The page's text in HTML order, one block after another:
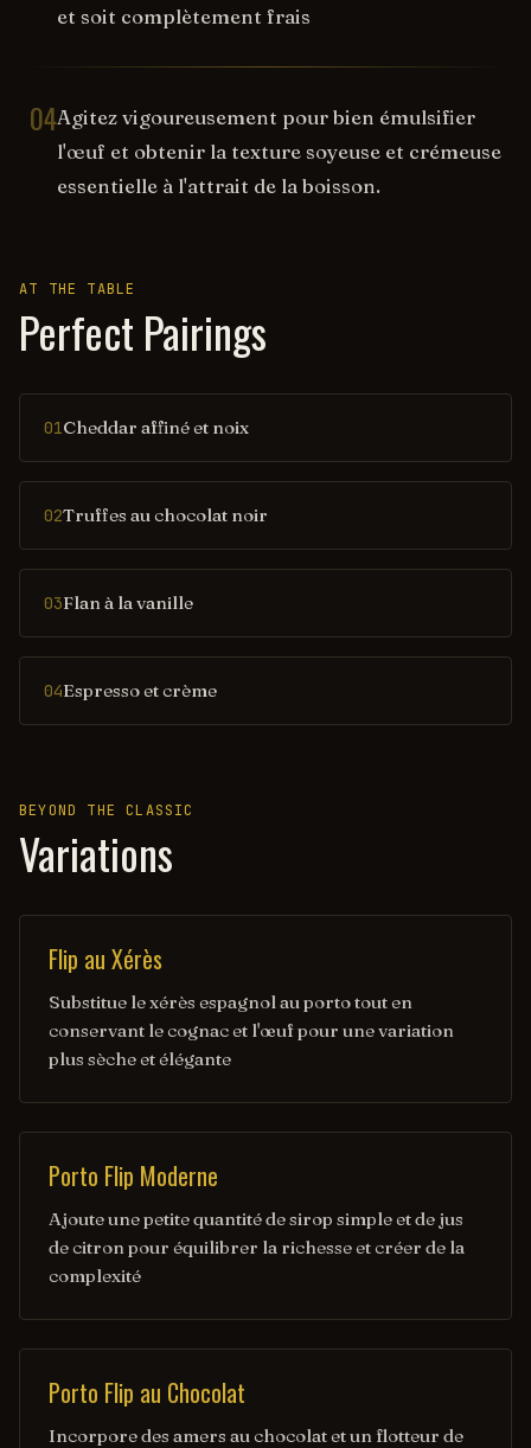
et soit complètement frais
04Agitez vigoureusement pour bien émulsifier
l'œuf et obtenir la texture soyeuse et crémeuse
essentielle à l'attrait de la boisson.
AT THE TABLE
Perfect Pairings
01Cheddar affiné et noix
02Truffes au chocolat noir
03Flan à la vanille
04Espresso et crème
BEYOND THE CLASSIC
Variations
Flip au Xérès
Substitue le xérès espagnol au porto tout en
conservant le cognac et l'œuf pour une variation
plus sèche et élégante
Porto Flip Moderne
Ajoute une petite quantité de sirop simple et de jus
de citron pour équilibrer la richesse et créer de la
complexité
Porto Flip au Chocolat
Incorpore des amers au chocolat et un flotteur de